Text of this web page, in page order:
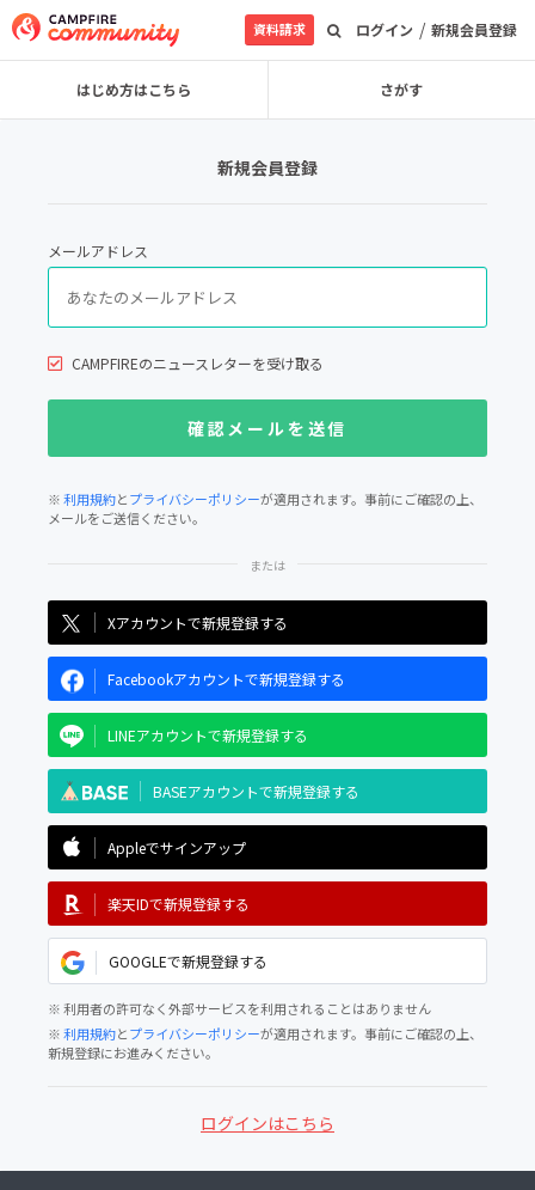
ログイン / 新規会員登録
資料請求
はじめ方はこちら さがす
新規会員登録
メールアドレス
CAMPFIREのニュースレターを受け取る
※利用規約とプライバシーポリシーが適用されます。事前にご確認の上、
メールをご送信ください。
Xアカウントで新規登録する
Facebookアカウントで新規登録する
LINEアカウントで新規登録する
BASEアカウントで新規登録する
Appleでサインアップ
楽天IDで新規登録する
GOOGLEで新規登録する
※ 利用者の許可なく外部サービスを利用されることはありません
※利用規約とプライバシーポリシーが適用されます。事前にご確認の上、
新規登録にお進みください。
ログインはこちら